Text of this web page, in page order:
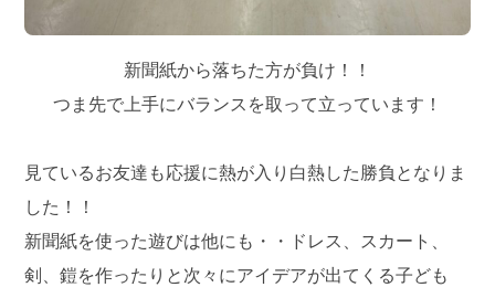
新聞紙から落ちた方が負け！！
つま先で上手にバランスを取って立っています！
見ているお友達も応援に熱が入り白熱した勝負となりま
した！！
新聞紙を使った遊びは他にも・・ドレス、スカート、
剣、鎧を作ったりと次々にアイデアが出てくる子ども